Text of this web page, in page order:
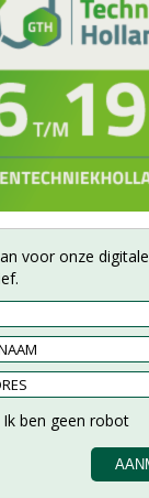
voor onze digitale